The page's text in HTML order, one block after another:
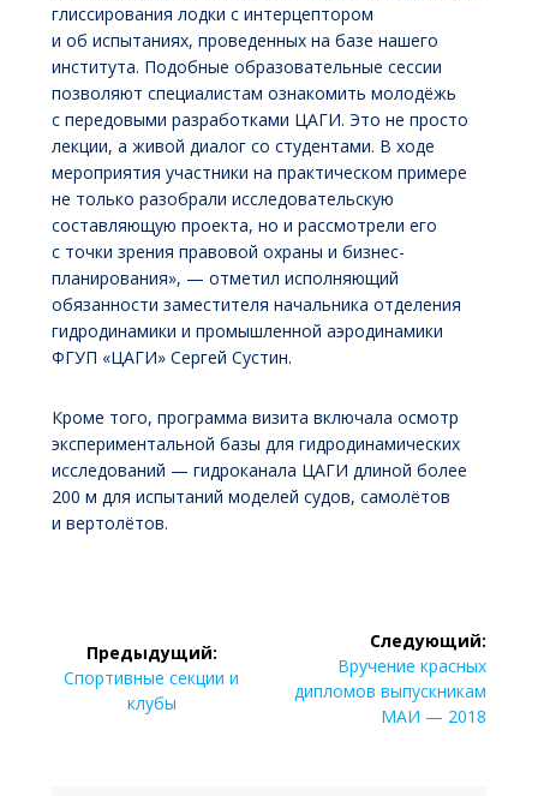
глиссирования лодки с интерцептором
и об испытаниях, проведенных на базе нашего
института. Подобные образовательные сессии
позволяют специалистам ознакомить молодёжь
с передовыми разработками ЦАГИ. Это не просто
лекции, а живой диалог со студентами. В ходе
мероприятия участники на практическом примере
не только разобрали исследовательскую
составляющую проекта, но и рассмотрели его
с точки зрения правовой охраны и бизнес-
планирования», — отметил исполняющий
обязанности заместителя начальника отделения
гидродинамики и промышленной аэродинамики
ФГУП «ЦАГИ» Сергей Сустин.
Кроме того, программа визита включала осмотр
экспериментальной базы для гидродинамических
исследований — гидроканала ЦАГИ длиной более
200 м для испытаний моделей судов, самолётов
и вертолётов.
по
записям
Предыдущий:
Предыдущая
Спортивные секции и
клубы
Следующий:
Следующая
запись:
Вручение красных
дипломов выпускникам
МАИ — 2018